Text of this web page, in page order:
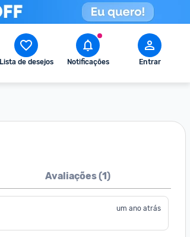
Lista de desejos Notificações Entrar
Avaliações (1)
um ano atrás